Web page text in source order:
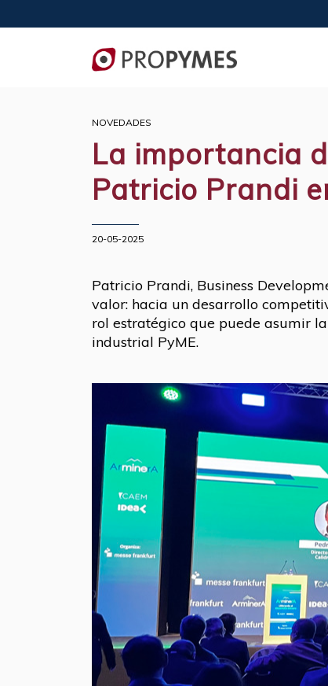
NOVEDADES
La importancia
Patricio Prandi
20-05-2025
Patricio Prandi, Business
valor: hacia un desarrollo
rol estratégico que puede asumir
industrial PyME.